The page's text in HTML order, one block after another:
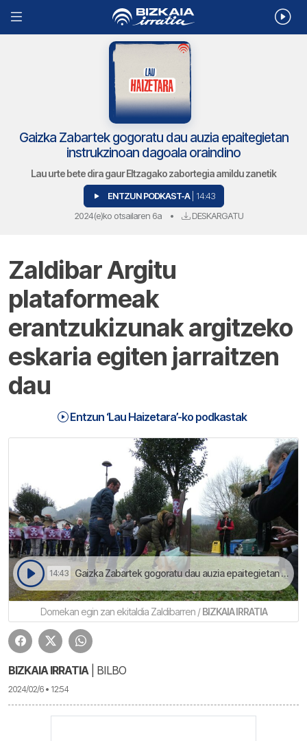
Gaizka Zabartek gogoratu dau auzia epaitegietan
instrukzinoan dagoala oraindino
Lau urte bete dira gaur Eltzagako zabortegia amildu zanetik
ENTZUN PODKAST-A | 14:43
2024(e)ko otsailaren 6a • DESKARGATU
Zaldibar Argitu
plataformeak
erantzukizunak argitzeko
eskaria egiten jarraitzen
dau
Entzun ‘Lau Haizetara’-ko podkastak
14:43 Gaizka Zabartek gogoratu dau auzia epaitegietan instrukzinoan dagoala oraindino | Lau Haizetara
Domekan egin zan ekitaldia Zaldibarren /BIZKAIA IRRATIA
BIZKAIA IRRATIA| BILBO
2024/02/6 • 12:54